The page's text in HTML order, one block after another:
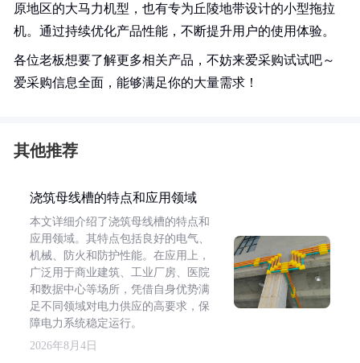
原地区的大马力机型，也有专为丘陵地带设计的小型拖拉
机。通过持续优化产品性能，不断提升用户的使用体验。
各位老板想要了解更多相关产品，不妨来爱采购试试吧～
爱采购信息全面，能够满足你的大量需求！
其他推荐
浇筑母线槽的特点和应用领域
本文详细介绍了浇筑母线槽的特点和
应用领域。其特点包括良好的电气、
机械、防火和防护性能。在应用上，
广泛用于商业建筑、工业厂房、医院
和数据中心等场所，凭借自身优势满
足不同领域对电力供应的高要求，保
障电力系统稳定运行。
2026年8月4日